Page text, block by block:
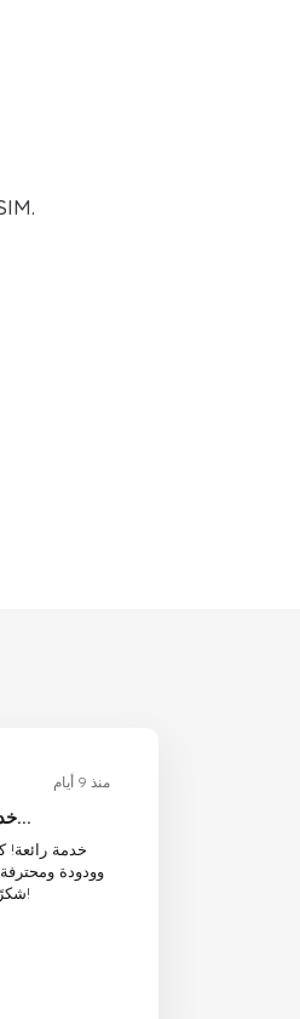
منذ 9 أيام
خدمة رائعة! كانت زونيلدا...
خدمة رائعة!
وودودة
شكرًا لكم على الدعم الممتاز!